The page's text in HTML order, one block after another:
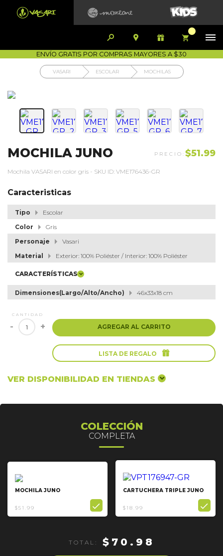
 
   
1700-VASARI (827274) MIS PEDIDOS
COMO COMPRAR DEVOLUCIÓN SIN COSTO
ENVÍO GRATIS POR COMPRAS MAYORES A $30
VASARI ESCOLAR MOCHILAS
MOCHILA JUNO $51.99
Mochila VASARI en color gris - SKU ID: VME176436-GR
Caracteristicas
Tipo
Escolar
Color
Gris
Personaje
Vasari
Material
Exterior: 100% Poliéster / Interior: 100% Poliéster
CARACTERÍSTICAS
Dimensiones(Largo/Alto/Ancho) 46x33x18 cm
CANTIDAD
- + AGREGAR AL CARRITO
LISTA DE REGALO 
VER DISPONIBILIDAD EN TIENDAS
MOCHILA JUNO
$51.99 
CARTUCHERA TRIPLE JUNO
$18.99 
COLECCIÓN
COMPLETA
TOTAL: $70.98